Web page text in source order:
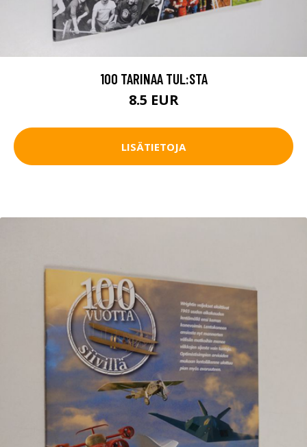
100 TARINAA TUL:STA
8.5 EUR
LISÄTIETOJA